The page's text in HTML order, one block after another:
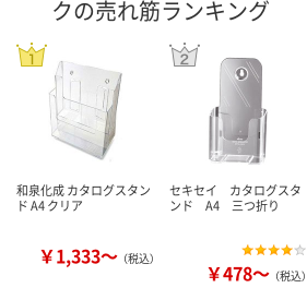
クの売れ筋ランキング
和泉化成 カタログスタン
ド A4 クリア
￥1,333～ （税込）
セキセイ カタログスタ
ンド A4 三つ折り
￥478～ （税込）